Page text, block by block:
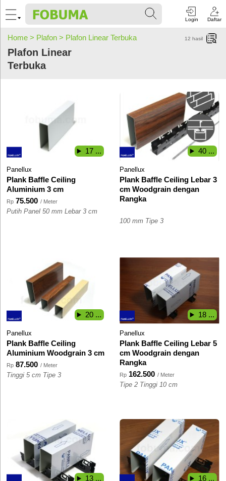
Login Daftar
Home > Plafon > Plafon Linear Terbuka
Plafon Linear
Terbuka
12 hasil
Panellux
Plank Baffle Ceiling
Aluminium 3 cm
Rp 75.500 / Meter
Putih Panel 50 mm Lebar 3 cm
17 ...
Panellux
Plank Baffle Ceiling Lebar 3
cm Woodgrain dengan
Rangka
100 mm Tipe 3
40 ...
Panellux
Plank Baffle Ceiling
Aluminium Woodgrain 3 cm
Rp 87.500 / Meter
Tinggi 5 cm Tipe 3
20 ...
Panellux
Plank Baffle Ceiling Lebar 5
cm Woodgrain dengan
Rangka
Rp 162.500 / Meter
Tipe 2 Tinggi 10 cm
18 ...
13 ... 16 ...